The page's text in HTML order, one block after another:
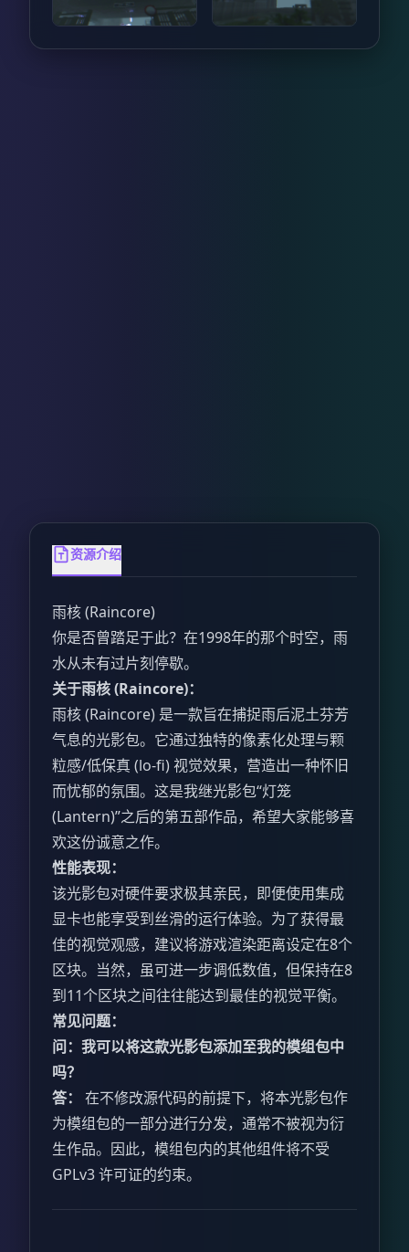
资源介绍
雨核 (Raincore)
你是否曾踏足于此？在1998年的那个时空，雨
水从未有过片刻停歇。
关于雨核 (Raincore)：
雨核 (Raincore) 是一款旨在捕捉雨后泥土芬芳
气息的光影包。它通过独特的像素化处理与颗
粒感/低保真 (lo-fi) 视觉效果，营造出一种怀旧
而忧郁的氛围。这是我继光影包“灯笼
(Lantern)”之后的第五部作品，希望大家能够喜
欢这份诚意之作。
性能表现：
该光影包对硬件要求极其亲民，即便使用集成
显卡也能享受到丝滑的运行体验。为了获得最
佳的视觉观感，建议将游戏渲染距离设定在8个
区块。当然，虽可进一步调低数值，但保持在8
到11个区块之间往往能达到最佳的视觉平衡。
常见问题：
问：我可以将这款光影包添加至我的模组包中
吗？
答：
在不修改源代码的前提下，将本光影包作
为模组包的一部分进行分发，通常不被视为衍
生作品。因此，模组包内的其他组件将不受
GPLv3 许可证的约束。